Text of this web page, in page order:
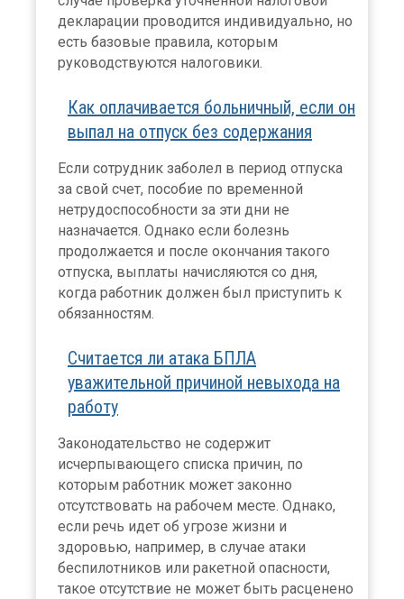
декларации проводится индивидуально, но
есть базовые правила, которым
руководствуются налоговики.
Как оплачивается больничный, если он
выпал на отпуск без содержания
Если сотрудник заболел в период отпуска
за свой счет, пособие по временной
нетрудоспособности за эти дни не
назначается. Однако если болезнь
продолжается и после окончания такого
отпуска, выплаты начисляются со дня,
когда работник должен был приступить к
обязанностям.
Считается ли атака БПЛА
уважительной причиной невыхода на
работу
Законодательство не содержит
исчерпывающего списка причин, по
которым работник может законно
отсутствовать на рабочем месте. Однако,
если речь идет об угрозе жизни и
здоровью, например, в случае атаки
беспилотников или ракетной опасности,
такое отсутствие не может быть расценено